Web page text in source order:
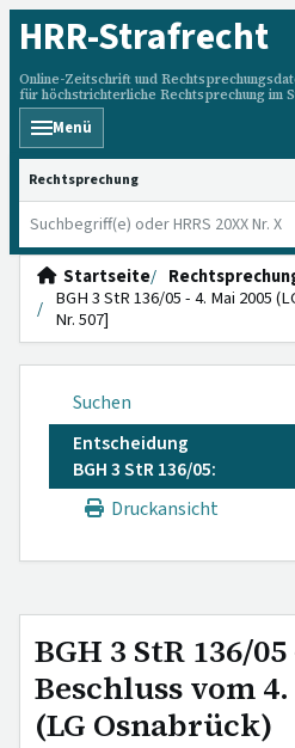
HRR-Strafrecht
Online-Zeitschrift und
für höchstrichterliche Rechtsprechung im
Menü
HRRS durchsuchen
Startseite
BGH 3 StR 136/05 - 4. Mai 2005
Nr. 507]
Suchen
Entscheidung
BGH 3 StR 136/05:
Druckansicht
BGH 3 StR 136/05
Beschluss vom
(LG Osnabrück)